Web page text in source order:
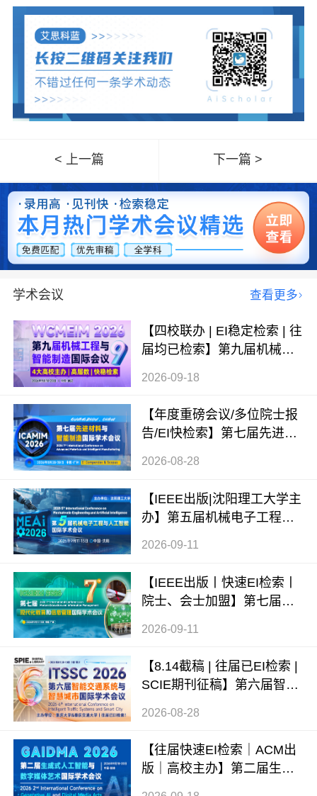
< 上一篇 下一篇 >
学术会议 查看更多
【四校联办 | EI稳定检索 | 往
届均已检索】第九届机械工
2026-09-18
【年度重磅会议/多位院士报
告/EI快检索】第七届先进材
2026-08-28
【IEEE出版|沈阳理工大学主
办】第五届机械电子工程与
2026-09-11
【IEEE出版丨快速EI检索丨
院士、会士加盟】第七届现
术会议 (ICMEIM 2026)
2026-09-11
【8.14截稿 | 往届已EI检索 |
SCIE期刊征稿】第六届智能
术会议（ITSSC 2026）
2026-08-28
【往届快速EI检索｜ACM出
版｜高校主办】第二届生成